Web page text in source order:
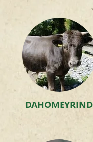
DAHOMEYRIND